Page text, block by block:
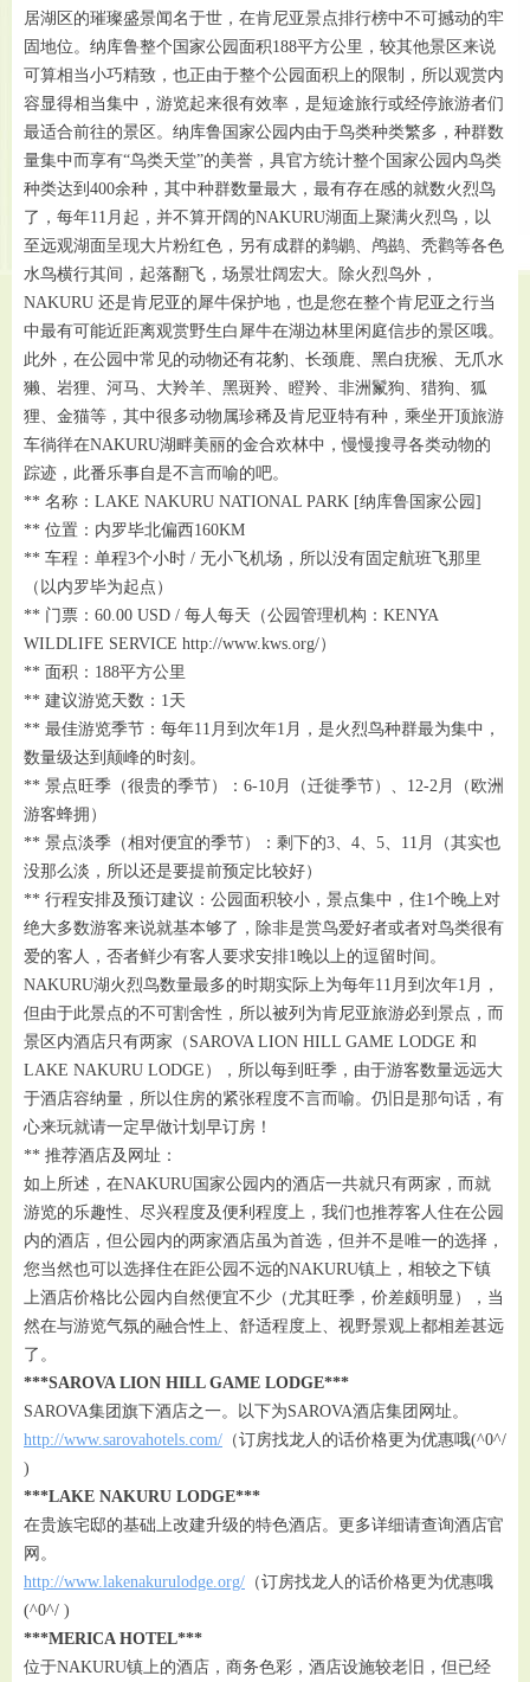
居湖区的璀璨盛景闻名于世，在肯尼亚景点排行榜中不可撼动的牢
固地位。纳库鲁整个国家公园面积188平方公里，较其他景区来说
可算相当小巧精致，也正由于整个公园面积上的限制，所以观赏内
容显得相当集中，游览起来很有效率，是短途旅行或经停旅游者们
最适合前往的景区。纳库鲁国家公园内由于鸟类种类繁多，种群数
量集中而享有“鸟类天堂”的美誉，具官方统计整个国家公园内鸟类
种类达到400余种，其中种群数量最大，最有存在感的就数火烈鸟
了，每年11月起，并不算开阔的NAKURU湖面上聚满火烈鸟，以
至远观湖面呈现大片粉红色，另有成群的鹈鹕、鸬鹚、秃鹳等各色
水鸟横行其间，起落翻飞，场景壮阔宏大。除火烈鸟外，
NAKURU 还是肯尼亚的犀牛保护地，也是您在整个肯尼亚之行当
中最有可能近距离观赏野生白犀牛在湖边林里闲庭信步的景区哦。
此外，在公园中常见的动物还有花豹、长颈鹿、黑白疣猴、无爪水
獭、岩狸、河马、大羚羊、黑斑羚、瞪羚、非洲鬣狗、猎狗、狐
狸、金猫等，其中很多动物属珍稀及肯尼亚特有种，乘坐开顶旅游
车徜徉在NAKURU湖畔美丽的金合欢林中，慢慢搜寻各类动物的
踪迹，此番乐事自是不言而喻的吧。
** 名称：LAKE NAKURU NATIONAL PARK [纳库鲁国家公园]
** 位置：内罗毕北偏西160KM
** 车程：单程3个小时 / 无小飞机场，所以没有固定航班飞那里
（以内罗毕为起点）
** 门票：60.00 USD / 每人每天（公园管理机构：KENYA
WILDLIFE SERVICE http://www.kws.org/）
** 面积：188平方公里
** 建议游览天数：1天
** 最佳游览季节：每年11月到次年1月，是火烈鸟种群最为集中，
数量级达到颠峰的时刻。
** 景点旺季（很贵的季节）：6-10月（迁徙季节）、12-2月（欧洲
游客蜂拥）
** 景点淡季（相对便宜的季节）：剩下的3、4、5、11月（其实也
没那么淡，所以还是要提前预定比较好）
** 行程安排及预订建议：公园面积较小，景点集中，住1个晚上对
绝大多数游客来说就基本够了，除非是赏鸟爱好者或者对鸟类很有
爱的客人，否者鲜少有客人要求安排1晚以上的逗留时间。
NAKURU湖火烈鸟数量最多的时期实际上为每年11月到次年1月，
但由于此景点的不可割舍性，所以被列为肯尼亚旅游必到景点，而
景区内酒店只有两家（SAROVA LION HILL GAME LODGE 和
LAKE NAKURU LODGE），所以每到旺季，由于游客数量远远大
于酒店容纳量，所以住房的紧张程度不言而喻。仍旧是那句话，有
心来玩就请一定早做计划早订房！
** 推荐酒店及网址：
如上所述，在NAKURU国家公园内的酒店一共就只有两家，而就
游览的乐趣性、尽兴程度及便利程度上，我们也推荐客人住在公园
内的酒店，但公园内的两家酒店虽为首选，但并不是唯一的选择，
您当然也可以选择住在距公园不远的NAKURU镇上，相较之下镇
上酒店价格比公园内自然便宜不少（尤其旺季，价差颇明显），当
然在与游览气氛的融合性上、舒适程度上、视野景观上都相差甚远
了。
***SAROVA LION HILL GAME LODGE***
SAROVA集团旗下酒店之一。以下为SAROVA酒店集团网址。
http://www.sarovahotels.com/ （订房找龙人的话价格更为优惠哦(^0^/
)
***LAKE NAKURU LODGE***
在贵族宅邸的基础上改建升级的特色酒店。更多详细请查询酒店官
网。
http://www.lakenakurulodge.org/ （订房找龙人的话价格更为优惠哦
(^0^/ )
***MERICA HOTEL***
位于NAKURU镇上的酒店，商务色彩，酒店设施较老旧，但已经